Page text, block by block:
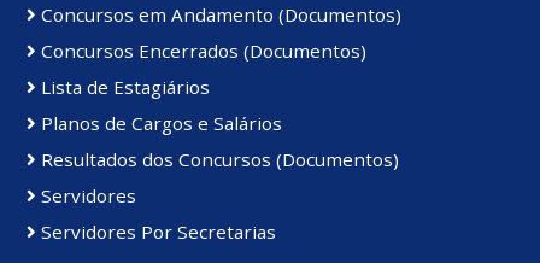
Concursos em Andamento (Documentos)
Concursos Encerrados (Documentos)
Lista de Estagiários
Planos de Cargos e Salários
Resultados dos Concursos (Documentos)
Servidores
Servidores Por Secretarias